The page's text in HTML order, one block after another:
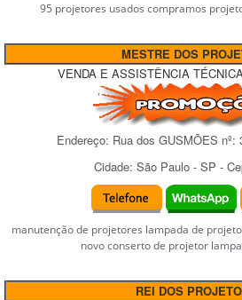
95 projetores usados compramos
MESTRE DOS
VENDA E ASSISTÊNCIA
Endereço: Rua dos GUSMÕES nº:
Cidade: São Paulo - SP -
manutenção de projetores lampada de
novo conserto de projetor
REI DOS